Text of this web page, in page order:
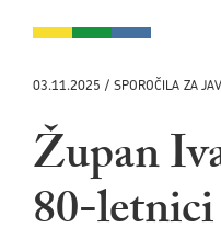
03.11.2025 / SPOROČILA ZA
Župan
80-